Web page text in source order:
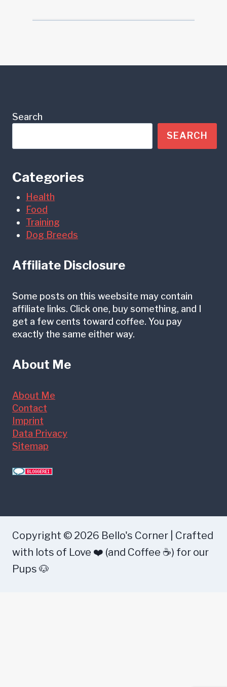
Search
SEARCH
Categories
Health
Food
Training
Dog Breeds
Affiliate Disclosure
Some posts on this weebsite may contain
affiliate links. Click one, buy something, and I
get a few cents toward coffee. You pay
exactly the same either way.
About Me
About Me
Contact
Imprint
Data Privacy
Sitemap
Copyright © 2026 Bello's Corner | Crafted
with lots of Love ❤️ (and Coffee ☕) for our
Pups 🐶